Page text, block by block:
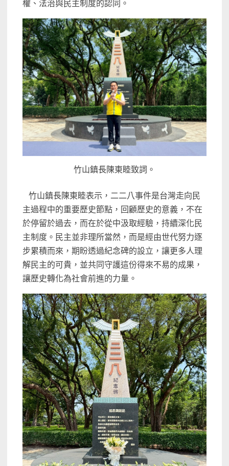
權、法治與民主制度的認同。
竹山鎮長陳東睦致詞。
竹山鎮長陳東睦表示，二二八事件是台灣走向民
主過程中的重要歷史節點，回顧歷史的意義，不在
於停留於過去，而在於從中汲取經驗，持續深化民
主制度。民主並非理所當然，而是經由世代努力逐
步累積而來，期盼透過紀念碑的設立，讓更多人理
解民主的可貴，並共同守護這份得來不易的成果，
讓歷史轉化為社會前進的力量。